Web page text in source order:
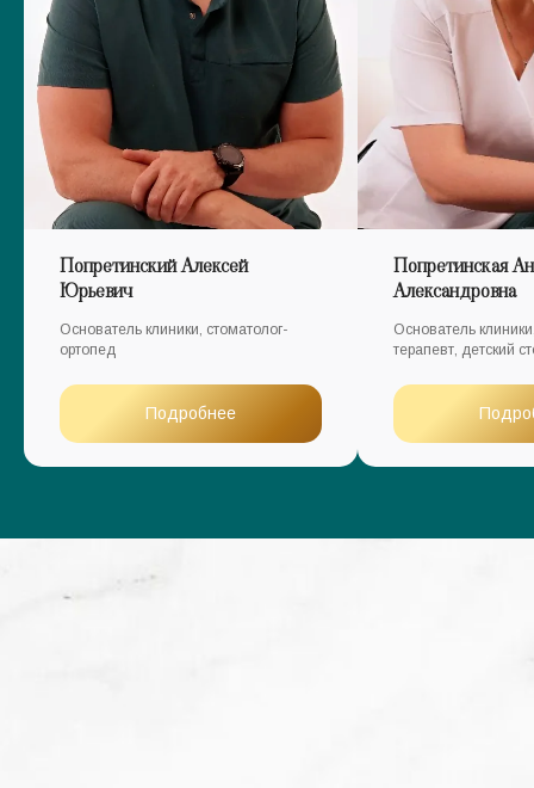
Попретинский Алексей
Юрьевич
Основатель клиники, стоматолог-
ортопед
Подробнее
Попретинская
Александровна
Основатель
терапевт, детский